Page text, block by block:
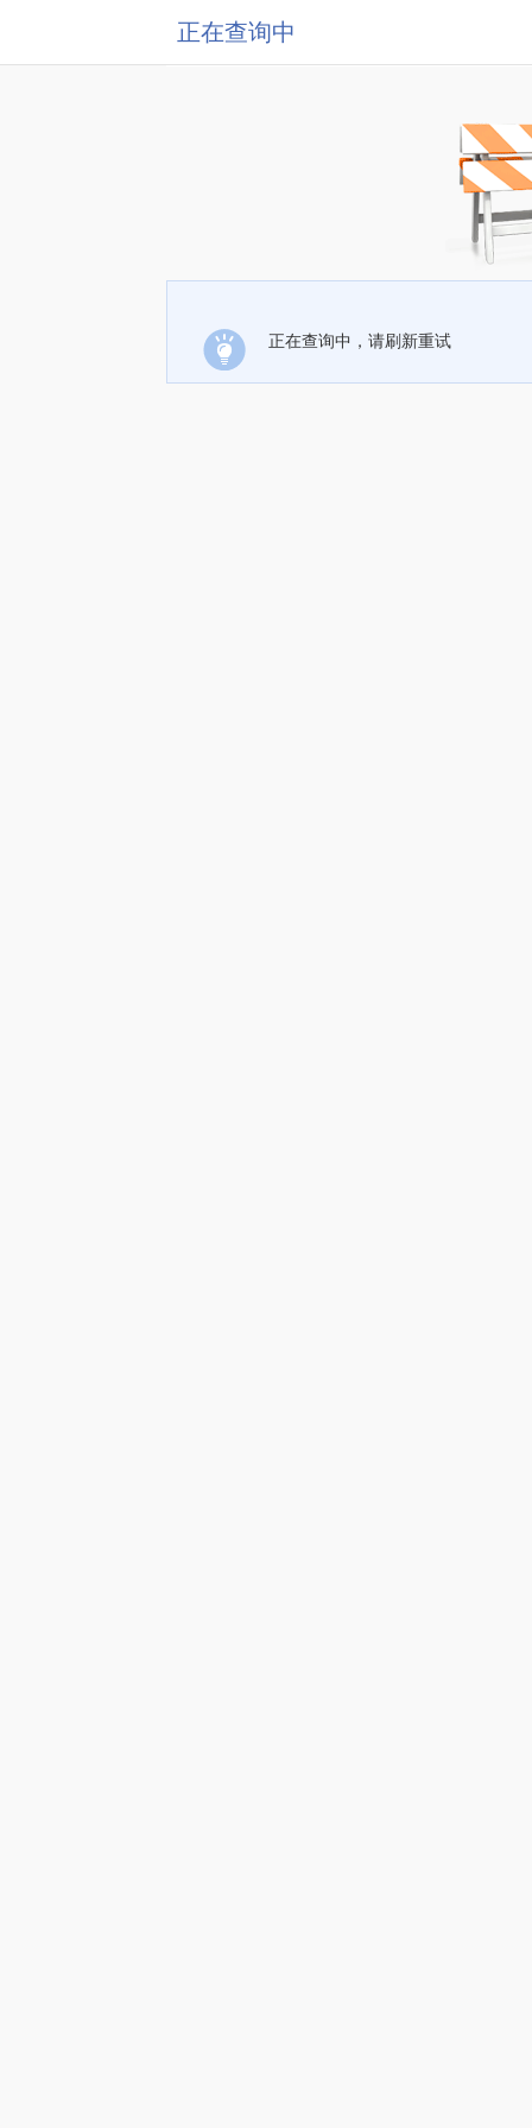
正在查询中
正在查询中，请刷新重试